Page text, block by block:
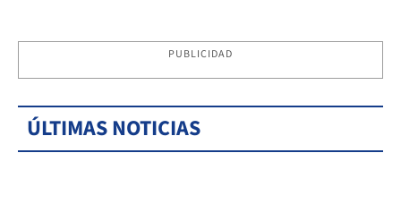
PUBLICIDAD
ÚLTIMAS NOTICIAS